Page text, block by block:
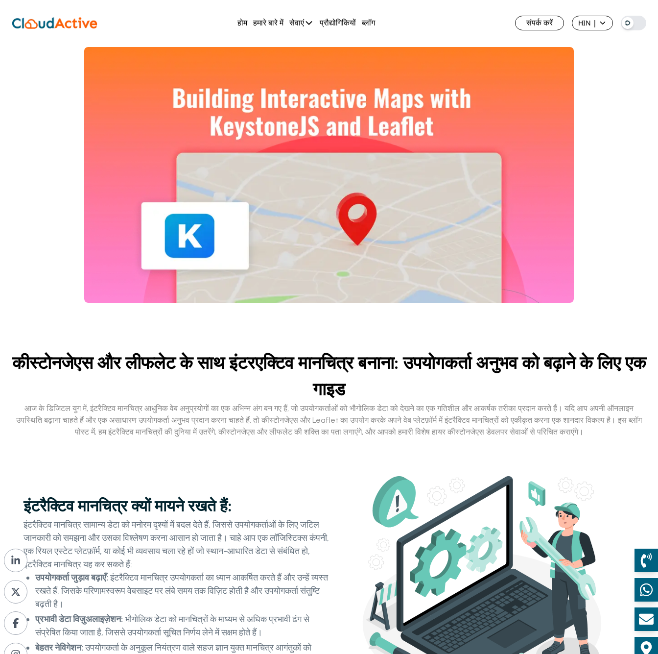
होम हमारे बारे में सेवाएं प्रौद्योगिकियों ब्लॉग संपर्क करें HIN |
कीस्टोनजेएस और लीफलेट के साथ इंटरएक्टिव मानचित्र बनाना: उपयोगकर्ता अनुभव को बढ़ाने के लिए एक
गाइड
आज के डिजिटल युग में, इंटरैक्टिव मानचित्र आधुनिक वेब अनुप्रयोगों का एक अभिन्न अंग बन गए हैं, जो उपयोगकर्ताओं को भौगोलिक डेटा को देखने का एक गतिशील और आकर्षक तरीका प्रदान करते हैं। यदि आप अपनी ऑनलाइन
उपस्थिति बढ़ाना चाहते हैं और एक असाधारण उपयोगकर्ता अनुभव प्रदान करना चाहते हैं, तो कीस्टोनजेएस और Leaflet का उपयोग करके अपने वेब प्लेटफ़ॉर्म में इंटरैक्टिव मानचित्रों को एकीकृत करना एक शानदार विकल्प है। इस ब्लॉग
पोस्ट में, हम इंटरैक्टिव मानचित्रों की दुनिया में उतरेंगे, कीस्टोनजेएस और लीफलेट की शक्ति का पता लगाएंगे, और आपको हमारी विशेष हायर कीस्टोनजेएस डेवलपर सेवाओं से परिचित कराएंगे।
इंटरैक्टिव मानचित्र क्यों मायने रखते हैं:
इंटरैक्टिव मानचित्र सामान्य डेटा को मनोरम दृश्यों में बदल देते हैं, जिससे उपयोगकर्ताओं के लिए जटिल
जानकारी को समझना और उसका विश्लेषण करना आसान हो जाता है। चाहे आप एक लॉजिस्टिक्स कंपनी,
एक रियल एस्टेट प्लेटफ़ॉर्म, या कोई भी व्यवसाय चला रहे हों जो स्थान-आधारित डेटा से संबंधित हो,
इंटरैक्टिव मानचित्र यह कर सकते हैं:
उपयोगकर्ता जुड़ाव बढ़ाएँ:इंटरैक्टिव मानचित्र उपयोगकर्ता का ध्यान आकर्षित करते हैं और उन्हें व्यस्त
रखते हैं, जिसके परिणामस्वरूप वेबसाइट पर लंबे समय तक विज़िट होती है और उपयोगकर्ता संतुष्टि
बढ़ती है।
प्रभावी डेटा विज़ुअलाइज़ेशन: भौगोलिक डेटा को मानचित्रों के माध्यम से अधिक प्रभावी ढंग से
संप्रेषित किया जाता है, जिससे उपयोगकर्ता सूचित निर्णय लेने में सक्षम होते हैं।
बेहतर नेविगेशन:उपयोगकर्ता के अनुकूल नियंत्रण वाले सहज ज्ञान युक्त मानचित्र आगंतुकों को